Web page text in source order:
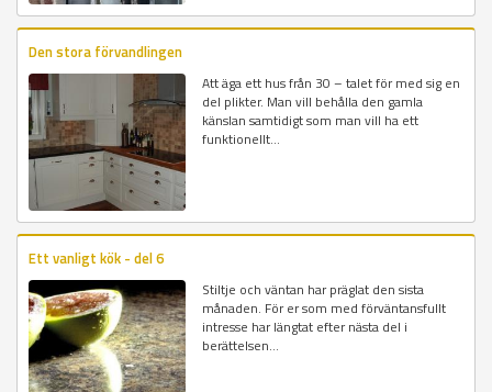
Den stora förvandlingen
Att äga ett hus från 30 – talet för med sig en
del plikter. Man vill behålla den gamla
känslan samtidigt som man vill ha ett
funktionellt...
Ett vanligt kök - del 6
Stiltje och väntan har präglat den sista
månaden. För er som med förväntansfullt
intresse har längtat efter nästa del i
berättelsen...